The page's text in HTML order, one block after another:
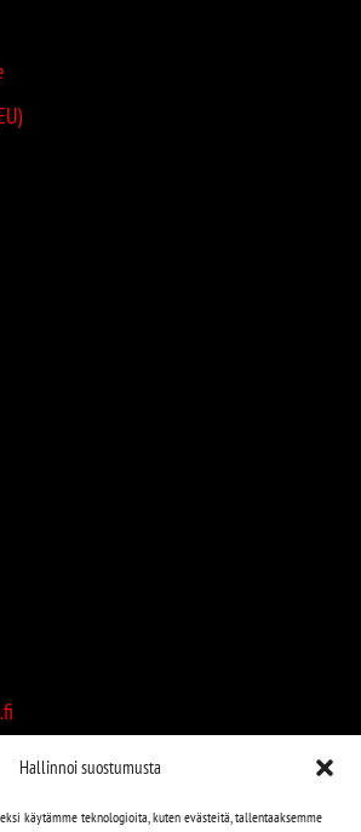
Hallinnoi suostumusta
käytämme teknologioita, kuten evästeitä, tallentaaksemme